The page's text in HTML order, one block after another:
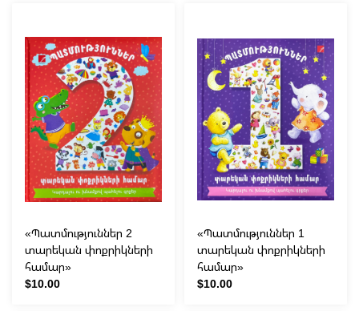
«Պատմություններ 2
տարեկան փոքրիկների
համար»
$10.00
«Պատմություններ 1
տարեկան փոքրիկների
համար»
$10.00